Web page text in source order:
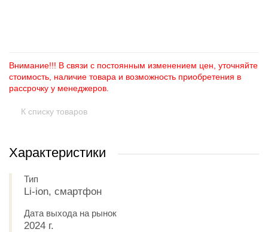
Внимание!!! В связи с постоянным изменением цен, уточняйте
стоимость, наличие товара и возможность приобретения в
рассрочку у менеджеров.
К списку товаров
Характеристики
Тип
Li-ion, смартфон
Дата выхода на рынок
2024 г.